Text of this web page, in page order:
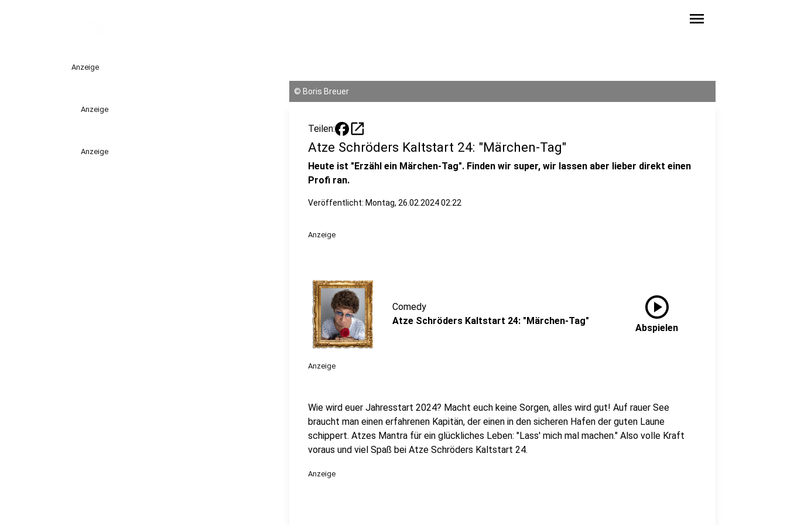
menu
Anzeige
Anzeige
Anzeige
© Boris Breuer
Teilen: open_in_new
Atze Schröders Kaltstart 24: "Märchen-Tag"
Heute ist "Erzähl ein Märchen-Tag". Finden wir super, wir lassen aber lieber direkt einen
Profi ran.
Veröffentlicht: Montag, 26.02.2024 02:22
Anzeige
Comedy
Atze Schröders Kaltstart 24: "Märchen-Tag"
play_circle
Abspielen
Anzeige
Wie wird euer Jahresstart 2024? Macht euch keine Sorgen, alles wird gut! Auf rauer See
braucht man einen erfahrenen Kapitän, der einen in den sicheren Hafen der guten Laune
schippert. Atzes Mantra für ein glückliches Leben: "Lass' mich mal machen." Also volle Kraft
voraus und viel Spaß bei Atze Schröders Kaltstart 24.
Anzeige